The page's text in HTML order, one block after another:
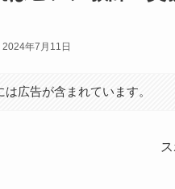
2024年7月11日
広告が含まれています。